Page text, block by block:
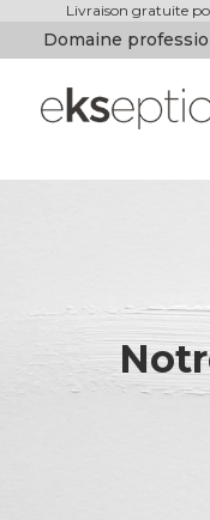
Livraison gratuite
Domaine